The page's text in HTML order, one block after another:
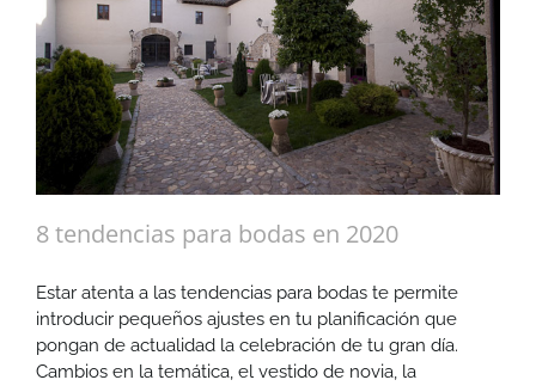
8 tendencias para bodas en 2020
Estar atenta a las tendencias para bodas te permite
introducir pequeños ajustes en tu planificación que
pongan de actualidad la celebración de tu gran día.
Cambios en la temática, el vestido de novia, la